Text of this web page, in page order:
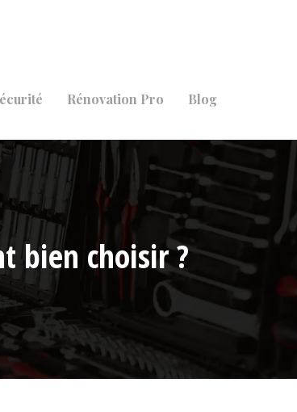
Rénovation Pro Blog
bien choisir ?